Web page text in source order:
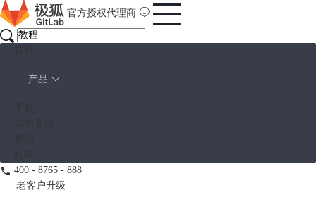
官方授权代理商
产品
400 - 8765 - 888
老客户升级